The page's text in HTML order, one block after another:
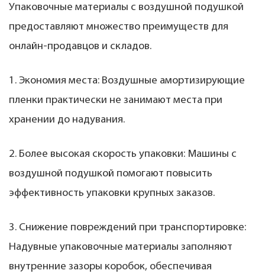
Упаковочные материалы с воздушной подушкой
предоставляют множество преимуществ для
онлайн-продавцов и складов.
1. Экономия места: Воздушные амортизирующие
пленки практически не занимают места при
хранении до надувания.
2. Более высокая скорость упаковки: Машины с
воздушной подушкой помогают повысить
эффективность упаковки крупных заказов.
3. Снижение повреждений при транспортировке:
Надувные упаковочные материалы заполняют
внутренние зазоры коробок, обеспечивая